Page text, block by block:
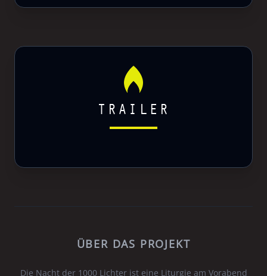
TRAILER
ÜBER DAS PROJEKT
Die Nacht der 1000 Lichter ist eine Liturgie am Vorabend